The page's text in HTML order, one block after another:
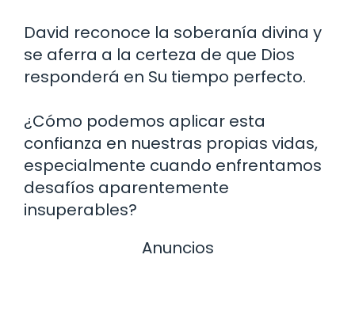
David reconoce la soberanía divina y
se aferra a la certeza de que Dios
responderá en Su tiempo perfecto.
¿Cómo podemos aplicar esta
confianza en nuestras propias vidas,
especialmente cuando enfrentamos
desafíos aparentemente
insuperables?
Anuncios